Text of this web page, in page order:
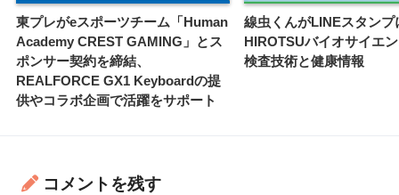
東プレがeスポーツチーム「Human
Academy CREST GAMING」とス
ポンサー契約を締結、
REALFORCE GX1 Keyboardの提
供やコラボ企画で活躍をサポート
線虫くんがLINEスタンプ
HIROTSUバイオサイエ
検査技術と健康情報
コメントを残す